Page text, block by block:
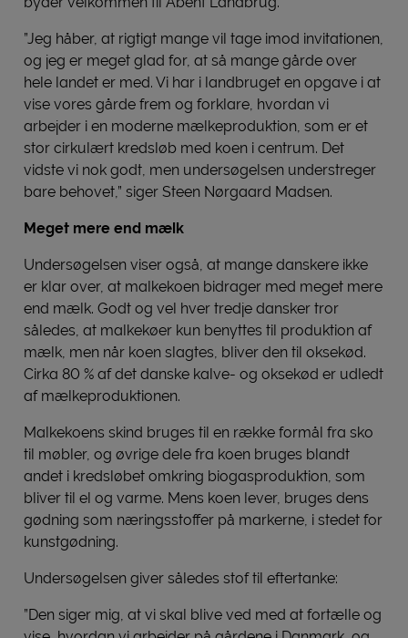
”Jeg håber, at rigtigt mange vil tage imod invitationen,
og jeg er meget glad for, at så mange gårde over
hele landet er med. Vi har i landbruget en opgave i at
vise vores gårde frem og forklare, hvordan vi
arbejder i en moderne mælkeproduktion, som er et
stor cirkulært kredsløb med koen i centrum. Det
vidste vi nok godt, men undersøgelsen understreger
bare behovet,” siger Steen Nørgaard Madsen.
Meget mere end mælk
Undersøgelsen viser også, at mange danskere ikke
er klar over, at malkekoen bidrager med meget mere
end mælk. Godt og vel hver tredje dansker tror
således, at malkekøer kun benyttes til produktion af
mælk, men når koen slagtes, bliver den til oksekød.
Cirka 80 % af det danske kalve- og oksekød er udledt
af mælkeproduktionen.
Malkekoens skind bruges til en række formål fra sko
til møbler, og øvrige dele fra koen bruges blandt
andet i kredsløbet omkring biogasproduktion, som
bliver til el og varme. Mens koen lever, bruges dens
gødning som næringsstoffer på markerne, i stedet for
kunstgødning.
Undersøgelsen giver således stof til eftertanke:
”Den siger mig, at vi skal blive ved med at fortælle og